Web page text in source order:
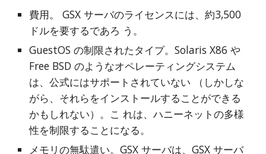
費用。 GSX サーバのライセンスには、約3,500
ドルを要するであろ う。
GuestOS の制限されたタイプ。Solaris X86 や
Free BSD のようなオペレーティングシステム
は、公式にはサポートされていない （しかしな
がら、それらをインストールすることができる
かもしれない）。こ れは、ハニーネットの多様
性を制限することになる。
メモリの無駄遣い。GSX サーバは、GSX サーバ